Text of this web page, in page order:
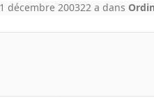
décembre 200322 a dans